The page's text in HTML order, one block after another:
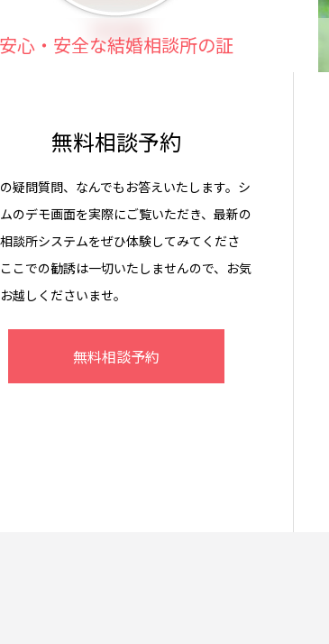
安心・安全な結婚相談所の証
無料相談予約
疑問質問、なんでもお答えいたします。シ
のデモ画面を実際にご覧いただき、最新の
談所システムをぜひ体験してみてくださ
こでの勧誘は一切いたしませんので、お気
越しくださいませ。
無料相談予約